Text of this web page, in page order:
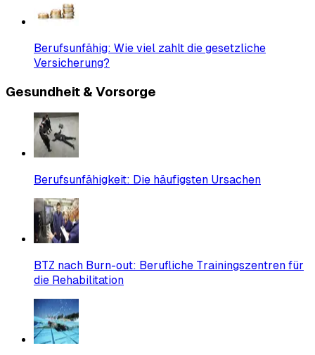
Berufsunfähig: Wie viel zahlt die gesetzliche
Versicherung?
Gesundheit & Vorsorge
Berufsunfähigkeit: Die häufigsten Ursachen
BTZ nach Burn-out: Berufliche Trainingszentren für
die Rehabilitation